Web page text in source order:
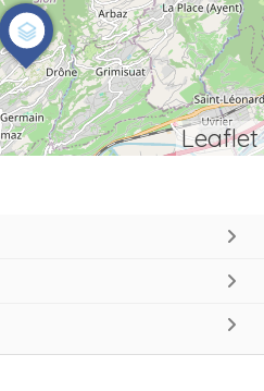
Leaflet